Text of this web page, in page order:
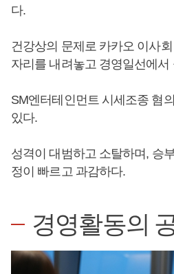
다.
건강상의 문제로 카카오 이사
자리를 내려놓고 경영일선에서
SM엔터테인먼트 시세조종 혐
있다.
성격이 대범하고 소탈하며, 승
정이 빠르고 과감하다.
경영활동의